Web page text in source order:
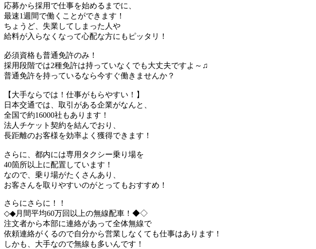
応募から採用で仕事を始めるまでに、
最速1週間で働くことができます！
ちょうど、失業してしまった人や
給料が入らなくなって心配な方にもピッタリ！
必須資格も普通免許のみ！
採用段階では2種免許は持っていなくでも大丈夫ですよ～♫
普通免許を持っているなら今すぐ働きませんか？
【大手ならでは！仕事がもらやすい！】
日本交通では、取引がある企業がなんと、
全国で約16000社もあります！
法人チケット契約を結んでおり、
長距離のお客様を効率よく獲得できます！
さらに、都内には専用タクシー乗り場を
40箇所以上に配置しています！
なので、乗り場がたくさんあり、
お客さんを取りやすいのがとってもおすすめ！
さらにさらに！！
◇◆月間平均60万回以上の無線配車！◆◇
注文者から本部に連絡があって全体無線で
依頼連絡がくるので自分から営業しなくても仕事はあります！
しかも、大手なので無線も多いんです！